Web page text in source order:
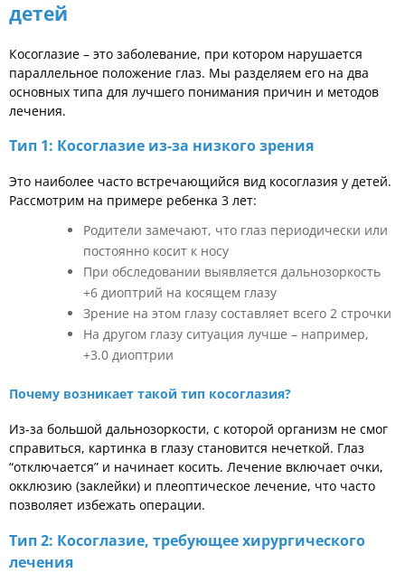
детей
Косоглазие – это заболевание, при котором нарушается
параллельное положение глаз. Мы разделяем его на два
основных типа для лучшего понимания причин и методов
лечения.
Тип 1: Косоглазие из-за низкого зрения
Это наиболее часто встречающийся вид косоглазия у детей.
Рассмотрим на примере ребенка 3 лет:
Родители замечают, что глаз периодически или
постоянно косит к носу
При обследовании выявляется дальнозоркость
+6 диоптрий на косящем глазу
Зрение на этом глазу составляет всего 2 строчки
На другом глазу ситуация лучше – например,
+3.0 диоптрии
Почему возникает такой тип косоглазия?
Из-за большой дальнозоркости, с которой организм не смог
справиться, картинка в глазу становится нечеткой. Глаз
“отключается” и начинает косить. Лечение включает очки,
окклюзию (заклейки) и плеоптическое лечение, что часто
позволяет избежать операции.
Тип 2: Косоглазие, требующее хирургического
лечения